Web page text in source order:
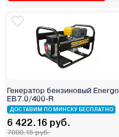
Генератор бензиновый Energo
EB7.0/400-R
ДОСТАВИМ ПО МИНСКУ БЕСПЛАТНО
6 422.16 руб.
7000.15 руб.